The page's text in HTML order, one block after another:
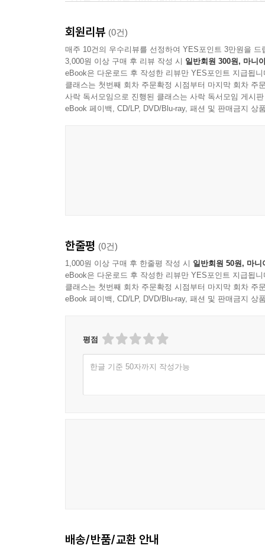
인간’이라거나 ‘스스로 혁신하지 못하는 사람들’
점을 신랄하게 지적하면서 시작한다. 무엇보
교사교육기관의 입장과 실천의 딜레마 상황을 직
우선 이 책에서 기술하고 있는 교육대학의 문
교사교육기관에서 가르치는 교수들 또한 학문
수밖에 없는 이 상황에서, 교육대학은 어떻게든
그런데 이러한 교직과 교육대학에 대한 조롱섞인
두 가지 주요 내용은 “첫째, 교육대학의 낮은 지
새롭게 보게 재구성한 것”이다. 무엇보다 사회학
데 주목한다. 미국 교육대학은 오랜 시간을 거쳐
공립학교에 대한 대응 및 영향, 자신의 운명을 결
사회에 반영하지 못해 왔다. 따라서 지난 한 세
선택이 축적되면서 졸업장의 과잉생산, 자격증
지위 또한 한국 상황에서는 잘 들어맞는 이야기
회원리뷰 (0건)
매주 10건의 우수리뷰를 선정하여 YES포인트 3만원을 드
3,000원 이상 구매 후 리뷰 작성 시 일반회원 300원, 마니
eBook은 다운로드 후 작성한 리뷰만 YES포인트 지급됩니
클래스는 첫번째 회차 주문확정 시점부터 마지막 회차 주
사락 독서모임으로 진행된 클래스는 사락 독서모임 게시
eBook 페이백, CD/LP, DVD/Blu-ray, 패션 및 판매금지 상
한줄평 (0건)
1,000원 이상 구매 후 한줄평 작성 시 일반회원 50원, 마니
eBook은 다운로드 후 작성한 리뷰만 YES포인트 지급됩니
클래스는 첫번째 회차 주문확정 시점부터 마지막 회차 주
eBook 페이백, CD/LP, DVD/Blu-ray, 패션 및 판매금지 상
평점
한글 기준 50자까지 작성가능
배송/반품/교환 안내